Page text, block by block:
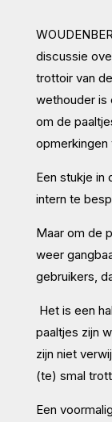
discussie
trottoir van
wethouder is
om de
opmerkingen
Een stukje in
intern te
Maar om de
weer
gebruikers,
Het is een
paaltjes zijn
zijn niet
(te) smal
Een